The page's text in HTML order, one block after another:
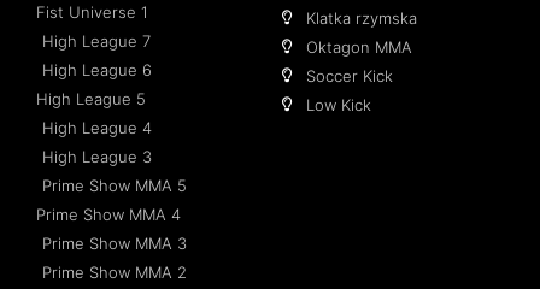
Fist Universe 1
High League 7
High League 6
High League 5
High League 4
High League 3
Prime Show MMA 5
Prime Show MMA 4
Prime Show MMA 3
Prime Show MMA 2
Klatka rzymska
Oktagon MMA
Soccer Kick
Low Kick